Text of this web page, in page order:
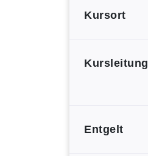
Kursort
Kursleitung
Entgelt